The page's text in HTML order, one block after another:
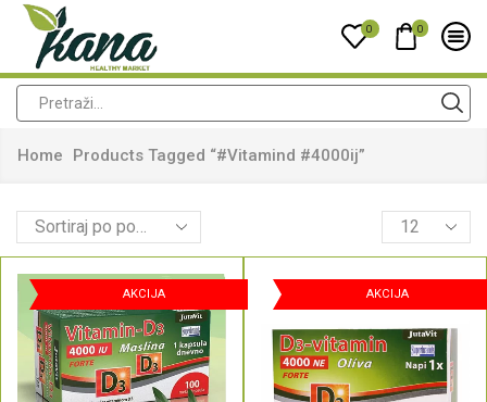
0 0
Home Products Tagged “#vitamind #4000ij”
AKCIJA AKCIJA